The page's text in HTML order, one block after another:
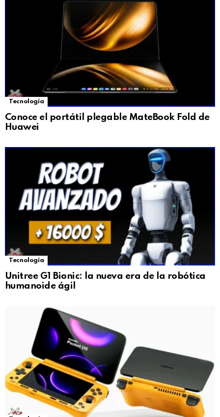
Tecnología
Conoce el portátil plegable MateBook Fold de
Huawei
Tecnología
Unitree G1 Bionic: la nueva era de la robótica
humanoide ágil